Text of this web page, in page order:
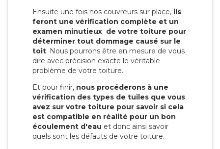
Ensuite une fois nos couvreurs sur place, ils
feront une vérification complète et un
examen minutieux de votre toiture pour
déterminer tout dommage causé sur le
toit. Nous pourrons être en mesure de vous
dire avec précision exacte le véritable
problème de votre toiture.
Et pour finir, nous procéderons à une
vérification des types de tuiles que vous
avez sur votre toiture pour savoir si cela
est compatible en réalité pour un bon
écoulement d'eau et donc ainsi savoir
quels sont les défauts de votre toiture.